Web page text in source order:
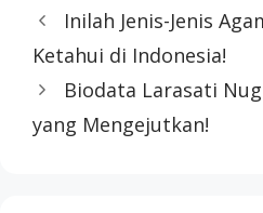
Inilah Jenis-Jenis
Ketahui di Indonesia!
Biodata Larasati
yang Mengejutkan!